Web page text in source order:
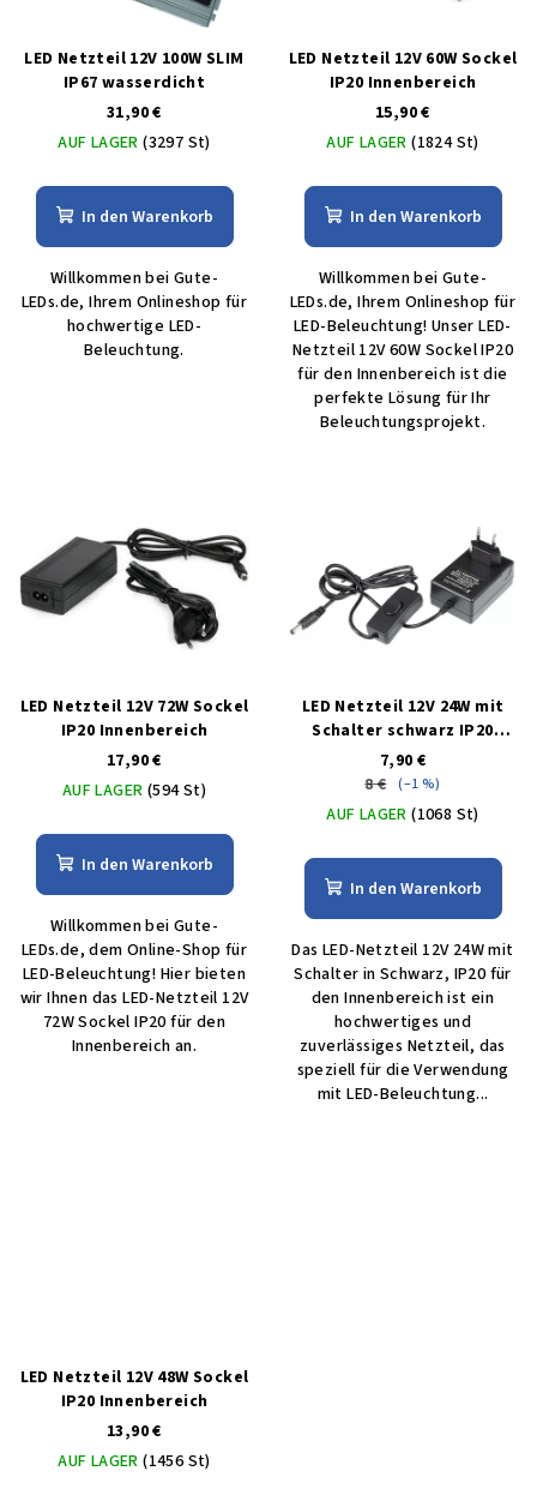
LED Netzteil 12V 100W SLIM
IP67 wasserdicht
31,90 €
AUF LAGER(3297 St)
In den Warenkorb
Willkommen bei Gute-
LEDs.de, Ihrem Onlineshop für
hochwertige LED-
Beleuchtung.
LED Netzteil 12V 60W Sockel
IP20 Innenbereich
15,90 €
AUF LAGER(1824 St)
In den Warenkorb
Willkommen bei Gute-
LEDs.de, Ihrem Onlineshop für
LED-Beleuchtung! Unser LED-
Netzteil 12V 60W Sockel IP20
für den Innenbereich ist die
perfekte Lösung für Ihr
Beleuchtungsprojekt.
LED Netzteil 12V 72W Sockel
IP20 Innenbereich
17,90 €
AUF LAGER (594 St)
In den Warenkorb
Willkommen bei Gute-
LEDs.de, dem Online-Shop für
LED-Beleuchtung! Hier bieten
wir Ihnen das LED-Netzteil 12V
72W Sockel IP20 für den
Innenbereich an.
LED Netzteil 12V 24W mit
Schalter schwarz IP20
Innenbereich
7,90 €
8 € (–1 %)
AUF LAGER(1068 St)
In den Warenkorb
Das LED-Netzteil 12V 24W mit
Schalter in Schwarz, IP20 für
den Innenbereich ist ein
hochwertiges und
zuverlässiges Netzteil, das
speziell für die Verwendung
mit LED-Beleuchtung...
LED Netzteil 12V 48W Sockel
IP20 Innenbereich
13,90 €
AUF LAGER(1456 St)